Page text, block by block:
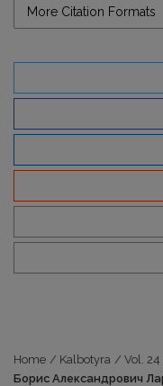
More Citation Formats
Home / Kalbotyra / Vol. 24
Борис Александрович